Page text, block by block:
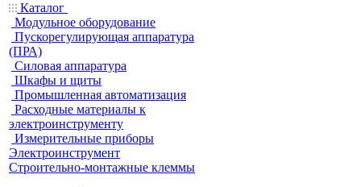
Каталог
Модульное оборудование
Пускорегулирующая аппаратура
(ПРА)
Силовая аппаратура
Шкафы и щиты
Промышленная автоматизация
Расходные материалы к
электроинструменту
Измерительные приборы
Электроинструмент
Строительно-монтажные клеммы